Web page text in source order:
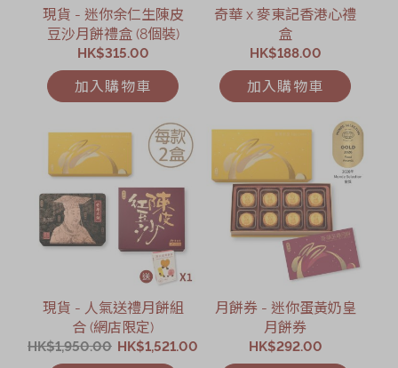
現貨 - 迷你余仁生陳皮
豆沙月餅禮盒 (8個裝)
HK$315.00
加入購物車
奇華 x 麥東記香港心禮
盒
HK$188.00
加入購物車
現貨 - 人氣送禮月餅組
合 (網店限定)
HK$1,521.00
HK$1,950.00
月餅券 - 迷你蛋黃奶皇
月餅券
HK$292.00